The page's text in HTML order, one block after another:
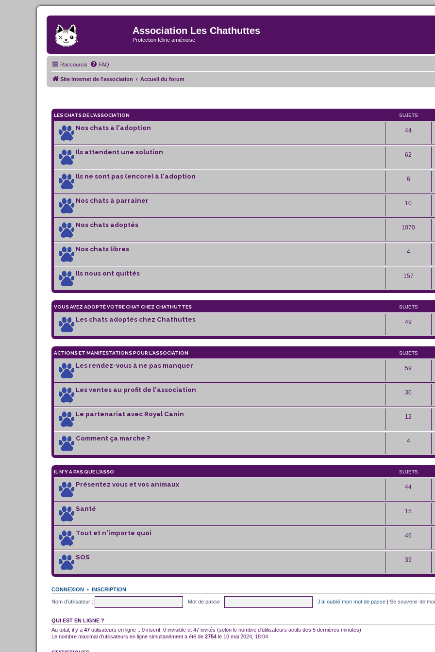
Association Les Chathuttes
Protection féline amiénoise
Raccourcis FAQ
Site internet de l'association Accueil du forum
LES CHATS DE L'ASSOCIATION SUJETS
Nos chats à l'adoption 44
Ils attendent une solution 62
Ils ne sont pas (encore) à l'adoption 6
Nos chats à parrainer 10
Nos chats adoptés 1070
Nos chats libres 4
Ils nous ont quittés 157
VOUS AVEZ ADOPTÉ VOTRE CHAT CHEZ CHATHUTTES SUJETS
Les chats adoptés chez Chathuttes 49
ACTIONS ET MANIFESTATIONS POUR L'ASSOCIATION SUJETS
Les rendez-vous à ne pas manquer 59
Les ventes au profit de l'association 30
Le partenariat avec Royal Canin 12
Comment ça marche ? 4
IL N'Y A PAS QUE L'ASSO SUJETS
Présentez vous et vos animaux 44
Santé 15
Tout et n'importe quoi 46
SOS 39
CONNEXION • INSCRIPTION
Nom d’utilisateur : Mot de passe : J’ai oublié mon mot de passe | Se souvenir de moi
QUI EST EN LIGNE ?
Au total, il y a 47 utilisateurs en ligne :: 0 inscrit, 0 invisible et 47 invités (selon le nombre d’utilisateurs actifs des 5 dernières minutes)
Le nombre maximal d’utilisateurs en ligne simultanément a été de 2754 le 10 mai 2024, 18:04